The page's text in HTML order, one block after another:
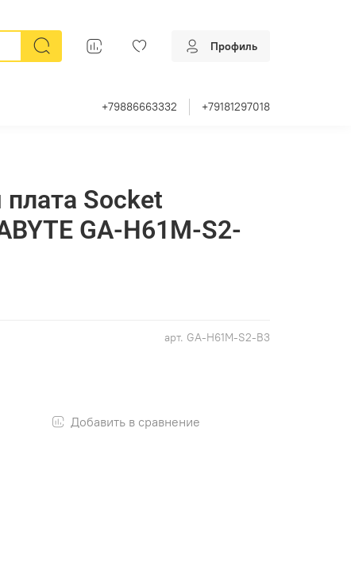
Профиль
+79886663332 +79181297018
арт. GA-H61M-S2-B3
Socket
GA-H61M-S2-
Добавить в сравнение